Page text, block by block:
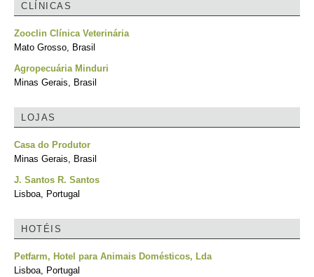
CLÍNICAS
Zooclin Clínica Veterinária
Mato Grosso, Brasil
Agropecuária Minduri
Minas Gerais, Brasil
LOJAS
Casa do Produtor
Minas Gerais, Brasil
J. Santos R. Santos
Lisboa, Portugal
HOTÉIS
Petfarm, Hotel para Animais Domésticos, Lda
Lisboa, Portugal